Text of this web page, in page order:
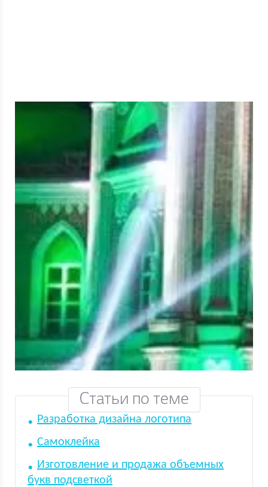
Статьи по теме
Разработка дизайна логотипа
Самоклейка
Изготовление и продажа объемных
букв подсветкой